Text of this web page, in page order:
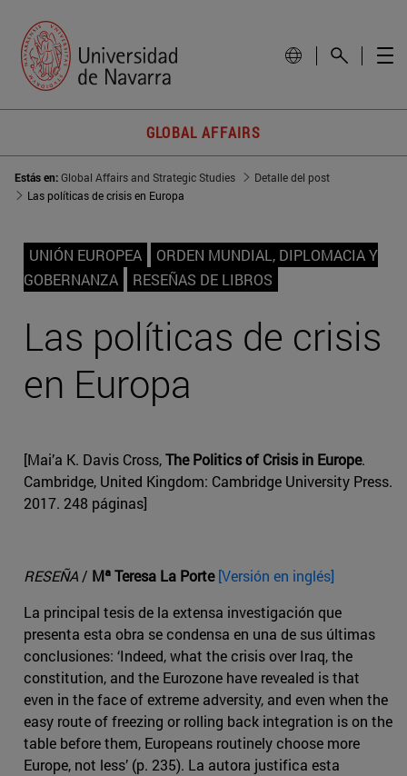
GLOBAL AFFAIRS
Estás en:Global Affairs and Strategic Studies
Detalle del post
Las políticas de crisis en Europa
UNIÓN EUROPEA
ORDEN MUNDIAL, DIPLOMACIA Y
GOBERNANZA
RESEÑAS DE LIBROS
Las políticas de crisis
en Europa
[Mai’a K. Davis Cross,The Politics of Crisis in Europe.
Cambridge, United Kingdom: Cambridge University Press.
2017. 248 páginas]
RESEÑA / Mª Teresa La Porte [Versión en inglés]
La principal tesis de la extensa investigación que
presenta esta obra se condensa en una de sus últimas
conclusiones: ‘Indeed, what the crisis over Iraq, the
constitution, and the Eurozone have revealed is that
even in the face of extreme adversity, and even when the
easy route of freezing or rolling back integration is on the
table before them, Europeans routinely choose more
Europe, not less’ (p. 235). La autora justifica esta